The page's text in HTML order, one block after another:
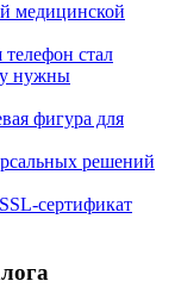
медицинской
стал
нужны
фигура для
решений
сертификат